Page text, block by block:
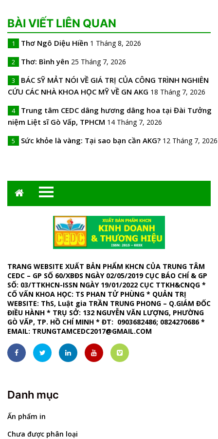
BÀI VIẾT LIÊN QUAN
1 Thơ Ngô Diệu Hiền 1 Tháng 8, 2026
2 Thơ: Bình yên 25 Tháng 7, 2026
3
BÁC SỸ MẢT NÓI VỀ GIÁ TRỊ CỦA CÔNG TRÌNH NGHIÊN
CỨU CÁC NHÀ KHOA HỌC MỸ VỀ GN AKG 18 Tháng 7, 2026
4
Trung tâm CEDC dâng hương dâng hoa tại Đài Tưởng
niệm Liệt sĩ Gò Vấp, TPHCM 14 Tháng 7, 2026
5 Sức khỏe là vàng: Tại sao bạn cần AKG? 12 Tháng 7, 2026
TRANG WEBSITE XUẤT BẢN PHẨM KHCN CỦA TRUNG TÂM
CEDC – GP SỐ 60/XBĐS NGÀY 02/05/2019 CỤC BÁO CHÍ & GP
SỐ: 03/TTKHCN-ISSN NGÀY 19/01/2022 CỤC TTKH&CNQG *
CỐ VẤN KHOA HỌC: TS PHAN TỬ PHÙNG * QUẢN TRỊ
WEBSITE: ThS, Luật gia TRẦN TRUNG PHONG – Q.GIÁM ĐỐC
ĐIỀU HÀNH * TRỤ SỞ: 132 NGUYỄN VĂN LƯỢNG, PHƯỜNG
GÒ VẤP, TP. HỒ CHÍ MINH * ĐT: 0903682486; 0824270686*
EMAIL: TRUNGTAMCEDC2017@GMAIL.COM
Danh mục
Ấn phẩm in
Chưa được phân loại